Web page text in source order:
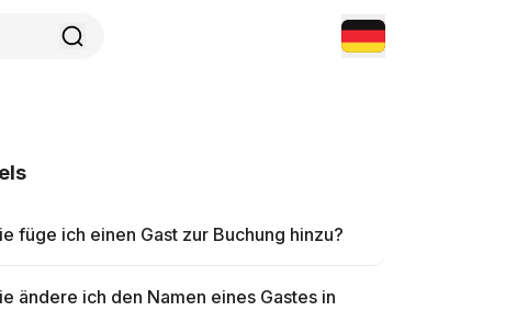
füge ich einen Gast zur Buchung hinzu?
ändere ich den Namen eines Gastes in